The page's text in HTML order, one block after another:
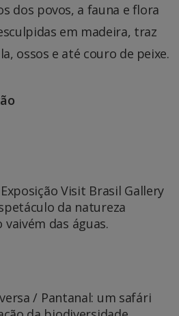
dos povos, a fauna e flora
em madeira, traz
ossos e até couro de peixe.
Visit Brasil Gallery
da natureza
das águas.
/ Pantanal: um safári